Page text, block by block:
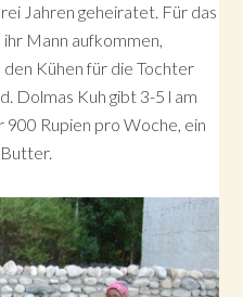
Jahren geheiratet. Für das
ihr Mann aufkommen,
Kühen für die Tochter
Dolmas Kuh gibt 3-5 l am
Rupien pro Woche, ein